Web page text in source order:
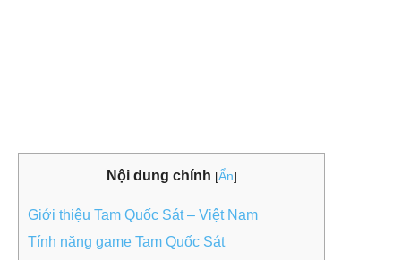
Nội dung chính [Ẩn]
Giới thiệu Tam Quốc Sát – Việt Nam
Tính năng game Tam Quốc Sát